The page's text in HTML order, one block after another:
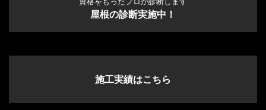
屋根の診断実施中！
施工実績はこちら